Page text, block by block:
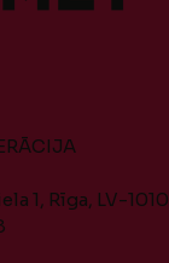
1, Rīga, LV-1010